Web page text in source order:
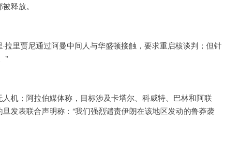
释放。
拉里贾尼通过阿曼中间人与华盛顿接触，要求重启核谈判；但针
”
机；阿拉伯媒体称，目标涉及卡塔尔、科威特、巴林和阿联
发表联合声明称：“我们强烈谴责伊朗在该地区发动的鲁莽袭